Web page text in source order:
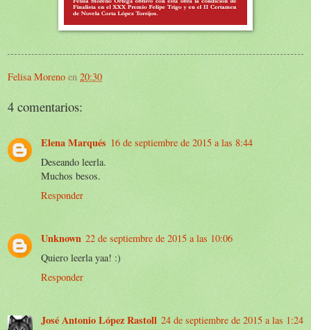
Felisa Moreno en 20:30
4 comentarios:
Elena Marqués 16 de septiembre de 2015 a las 8:44
Deseando leerla.
Muchos besos.
Responder
Unknown 22 de septiembre de 2015 a las 10:06
Quiero leerla yaa! :)
Responder
José Antonio López Rastoll 24 de septiembre de 2015 a las 1:24